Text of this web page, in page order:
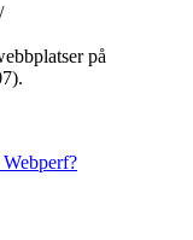
på